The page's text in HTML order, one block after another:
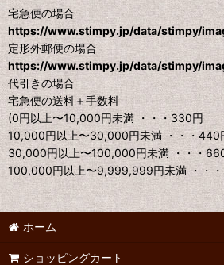
宅急便の場合
https://www.stimpy.jp/data/stimpy/
定形外郵便の場合
https://www.stimpy.jp/data/stimpy/
代引きの場合
宅急便の送料＋手数料
(0円以上〜10,000円未満 ・・・330円
10,000円以上〜30,000円未満 ・・・440
30,000円以上〜100,000円未満 ・・・
100,000円以上〜9,999,999円未満 ・・・
ホーム
ショッピングカート